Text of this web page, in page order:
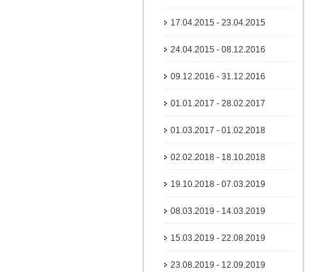
17.04.2015 - 23.04.2015
24.04.2015 - 08.12.2016
09.12.2016 - 31.12.2016
01.01.2017 - 28.02.2017
01.03.2017 - 01.02.2018
02.02.2018 - 18.10.2018
19.10.2018 - 07.03.2019
08.03.2019 - 14.03.2019
15.03.2019 - 22.08.2019
23.08.2019 - 12.09.2019